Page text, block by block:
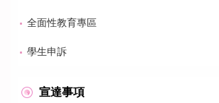
全面性教育專區
學生申訴
宣達事項